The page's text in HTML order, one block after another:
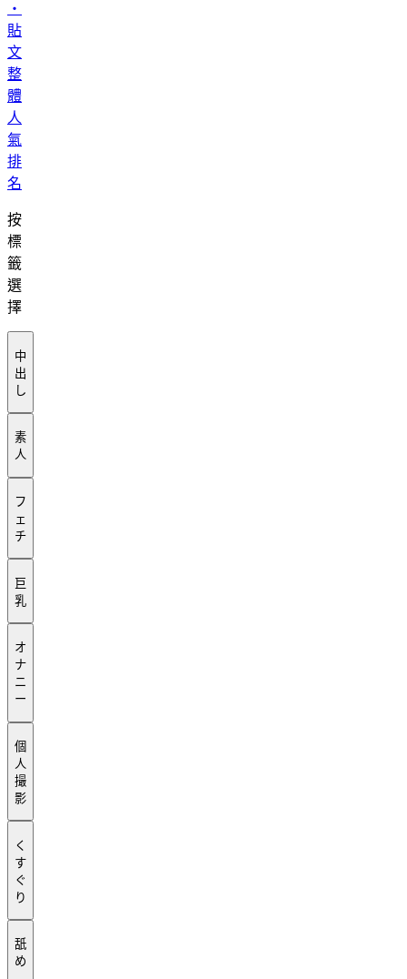
・
貼
文
整
體
人
氣
排
名
按
標
籤
選
擇
中
出
し
素
人
フ
ェ
チ
巨
乳
オ
ナ
ニ
ー
個
人
撮
影
く
す
ぐ
り
舐
め